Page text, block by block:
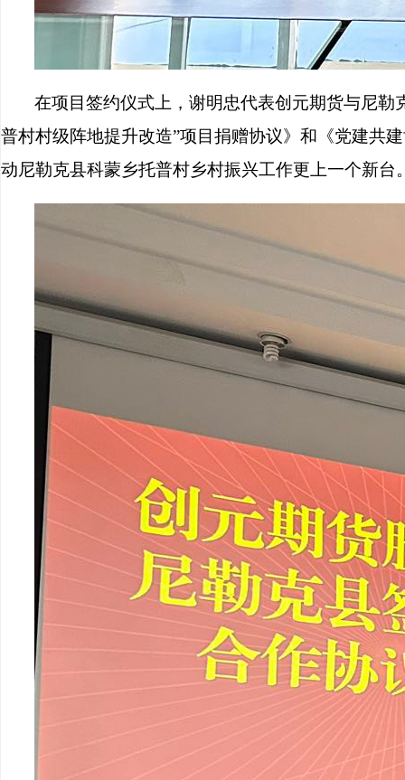
在项目签约仪式上，谢明忠代表创元期货与尼
普村村级阵地提升改造”项目捐赠协议》和《党建共
动尼勒克县科蒙乡托普村乡村振兴工作更上一个新台